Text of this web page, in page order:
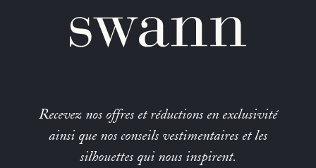
Recevez nos offres et réductions en exclusivité
ainsi que nos conseils vestimentaires et les
silhouettes qui nous inspirent.